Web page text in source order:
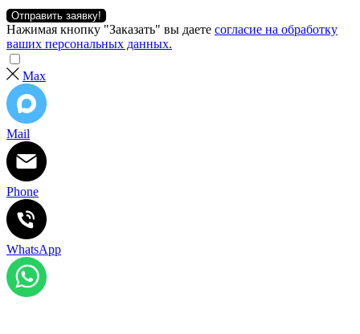
Отправить заявку!
Нажимая кнопку "Заказать" вы даете согласие на обработку
ваших персональных данных.
Max
Mail
Phone
WhatsApp